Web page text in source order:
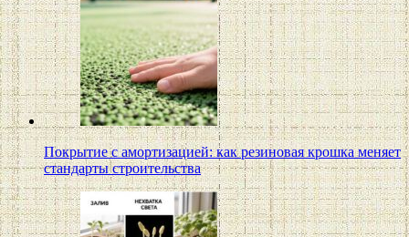
Покрытие с амортизацией: как резиновая крошка меняет
стандарты строительства